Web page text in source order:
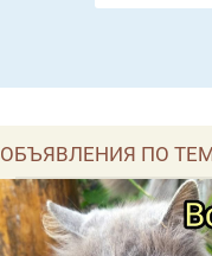
ОБЪЯВЛЕНИЯ ПО